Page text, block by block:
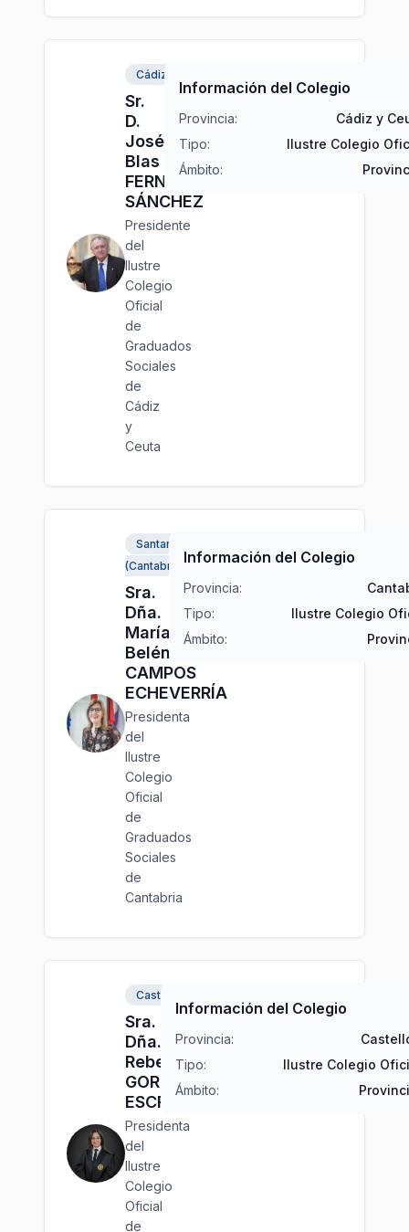
Cádiz
Sr.
D.
José
Blas
FERNÁNDEZ
SÁNCHEZ
Presidente
del
Ilustre
Colegio
Oficial
de
Graduados
Sociales
de
Cádiz
y
Ceuta
Información del Colegio
Provincia:
Cádiz y
Tipo:
Ilustre Colegio
Ámbito:
Santander
(Cantabria)
Sra.
Dña.
María
Belén
CAMPOS
ECHEVERRÍA
Presidenta
del
Ilustre
Colegio
Oficial
de
Graduados
Sociales
de
Cantabria
Información del Colegio
Provincia:
Tipo:
Ilustre Colegio
Ámbito:
Castellón
Sra.
Dña.
Rebeca
GORDON
ESCRIBANO
Presidenta
del
Ilustre
Colegio
Oficial
de
Información del Colegio
Provincia:
Tipo:
Ilustre Colegio
Ámbito: